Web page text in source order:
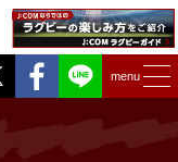
Twitter
Facebook
menu